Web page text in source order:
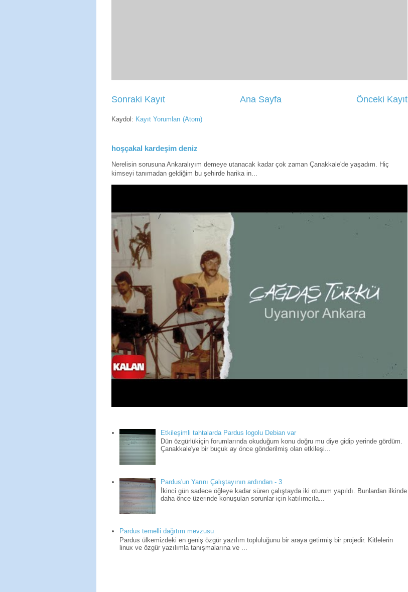
Sonraki Kayıt Önceki Kayıt
Ana Sayfa
Kaydol: Kayıt Yorumları (Atom)
hoşçakal kardeşim deniz
Nerelisin sorusuna Ankaralıyım demeye utanacak kadar çok zaman Çanakkale'de yaşadım. Hiç
kimseyi tanımadan geldiğim bu şehirde harika in...
Etkileşimli tahtalarda Pardus logolu Debian var
Dün özgürlükiçin forumlarında okuduğum konu doğru mu diye gidip yerinde gördüm.
Çanakkale'ye bir buçuk ay önce gönderilmiş olan etkileşi...
Pardus'un Yarını Çalıştayının ardından - 3
İkinci gün sadece öğleye kadar süren çalıştayda iki oturum yapıldı. Bunlardan ilkinde
daha önce üzerinde konuşulan sorunlar için katılımcıla...
Pardus temelli dağıtım mevzusu
Pardus ülkemizdeki en geniş özgür yazılım topluluğunu bir araya getirmiş bir projedir. Kitlelerin
linux ve özgür yazılımla tanışmalarına ve ...